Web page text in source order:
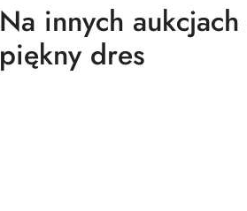
Na innych
piękny dres